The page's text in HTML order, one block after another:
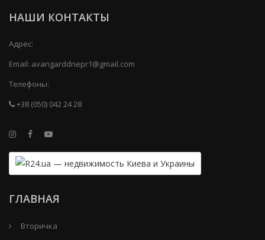
НАШИ КОНТАКТЫ
Адрес:
Email: avangarddnepr1@gmail.com
Телефоны:
+38 (050) 042 24 28
ГЛАВНАЯ
Вторичка